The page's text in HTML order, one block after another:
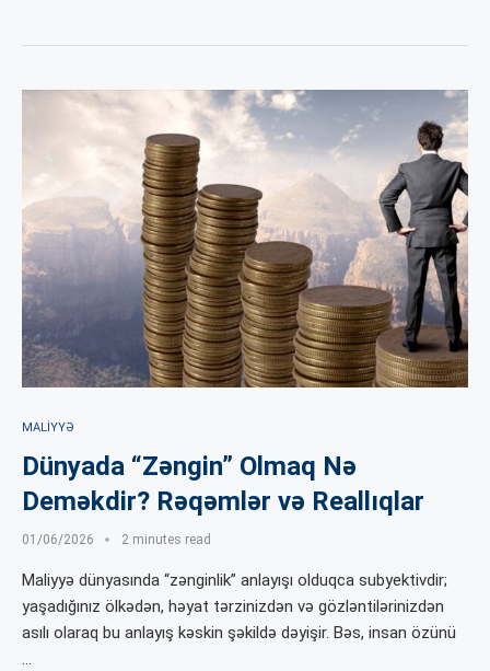
MALIYYƏ
Dünyada “Zəngin” Olmaq Nə
Deməkdir? Rəqəmlər və Reallıqlar
01/06/2026 2 minutes read
Maliyyə dünyasında “zənginlik” anlayışı olduqca subyektivdir;
yaşadığınız ölkədən, həyat tərzinizdən və gözləntilərinizdən
asılı olaraq bu anlayış kəskin şəkildə dəyişir. Bəs, insan özünü
…